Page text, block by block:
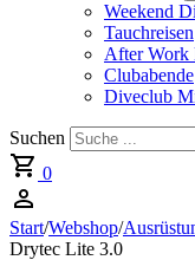
Weekend
Tauchreisen
After Work
Clubabende
Diveclub
Suchen
0
Start/Webshop/
Drytec Lite 3.0